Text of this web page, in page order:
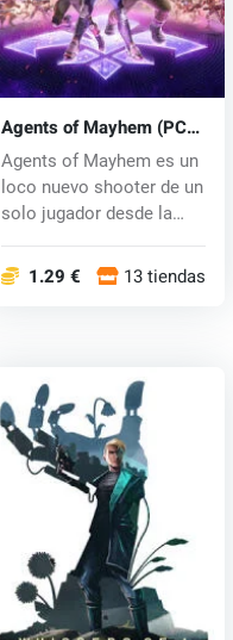
Agents of Mayhem (PC)
CD key
Agents of Mayhem es un
loco nuevo shooter de un
solo jugador desde la
1.29 € 13 tiendas